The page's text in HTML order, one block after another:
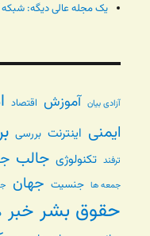
یک مجله عالی دیگه: شبکه
آزادی بیان آموزش اقتصاد
ایمنی اینترنت بررسی
ترفند تکنولوژی جالب
جمعه ها جنسیت جهان
حقوق بشر خبر